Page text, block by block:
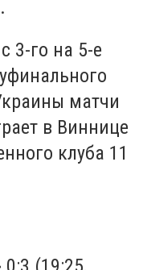
3-го на 5-е
матчи
в Виннице
клуба 11